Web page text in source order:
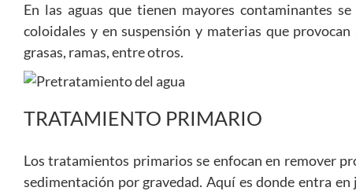
En las aguas que tienen mayores contaminantes
coloidales y en suspensión y materias que
grasas, ramas, entre otros.
TRATAMIENTO PRIMARIO
Los tratamientos primarios se enfocan en remover
sedimentación por gravedad. Aquí es donde entra